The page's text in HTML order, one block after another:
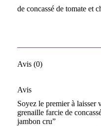
de concassé de tomate et
Avis (0)
Avis
Soyez le premier à laisser
grenaille farcie de
jambon cru”